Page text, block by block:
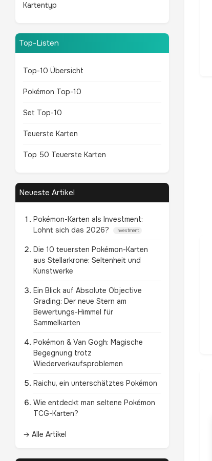
Kartentyp
Top-Listen
Top-10 Übersicht
Pokémon Top-10
Set Top-10
Teuerste Karten
Top 50 Teuerste Karten
Neueste Artikel
Pokémon-Karten als Investment:
Lohnt sich das 2026?
Investment
Die 10 teuersten Pokémon-Karten
aus Stellarkrone: Seltenheit und
Kunstwerke
Ein Blick auf Absolute Objective
Grading: Der neue Stern am
Bewertungs-Himmel für
Sammelkarten
Pokémon & Van Gogh: Magische
Begegnung trotz
Wiederverkaufsproblemen
Raichu, ein unterschätztes Pokémon
Wie entdeckt man seltene Pokémon
TCG-Karten?
→ Alle Artikel